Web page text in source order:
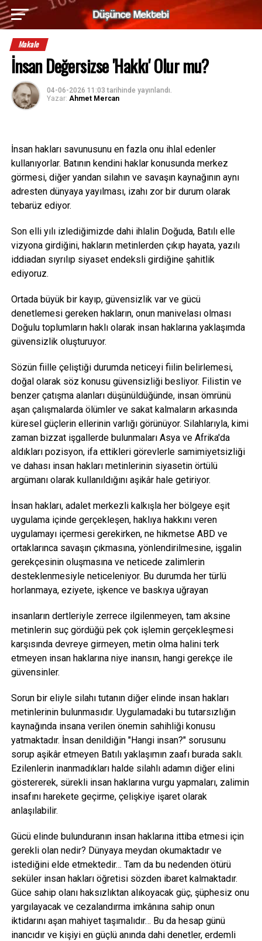
Makale
İnsan Değersizse 'Hakkı' Olur mu?
04-06-2026 11:03 tarihinde yayınlandı.
Yazar: Ahmet Mercan
İnsan hakları savunusunu en fazla onu ihlal edenler
kullanıyorlar. Batının kendini haklar konusunda merkez
görmesi, diğer yandan silahın ve savaşın kaynağının aynı
adresten dünyaya yayılması, izahı zor bir durum olarak
tebarüz ediyor.
Son elli yılı izlediğimizde dahi ihlalin Doğuda, Batılı elle
vizyona girdiğini, hakların metinlerden çıkıp hayata, yazılı
iddiadan sıyrılıp siyaset endeksli girdiğine şahitlik
ediyoruz.
Ortada büyük bir kayıp, güvensizlik var ve gücü
denetlemesi gereken hakların, onun manivelası olması
Doğulu toplumların haklı olarak insan haklarına yaklaşımda
güvensizlik oluşturuyor.
Sözün fiille çeliştiği durumda neticeyi fiilin belirlemesi,
doğal olarak söz konusu güvensizliği besliyor. Filistin ve
benzer çatışma alanları düşünüldüğünde, insan ömrünü
aşan çalışmalarda ölümler ve sakat kalmaların arkasında
küresel güçlerin ellerinin varlığı görünüyor. Silahlarıyla, kimi
zaman bizzat işgallerde bulunmaları Asya ve Afrika'da
aldıkları pozisyon, ifa ettikleri görevlerle samimiyetsizliği
ve dahası insan hakları metinlerinin siyasetin örtülü
argümanı olarak kullanıldığını aşikâr hale getiriyor.
İnsan hakları, adalet merkezli kalkışla her bölgeye eşit
uygulama içinde gerçekleşen, haklıya hakkını veren
uygulamayı içermesi gerekirken, ne hikmetse ABD ve
ortaklarınca savaşın çıkmasına, yönlendirilmesine, işgalin
gerekçesinin oluşmasına ve neticede zalimlerin
desteklenmesiyle neticeleniyor. Bu durumda her türlü
horlanmaya, eziyete, işkence ve baskıya uğrayan
insanların dertleriyle zerrece ilgilenmeyen, tam aksine
metinlerin suç gördüğü pek çok işlemin gerçekleşmesi
karşısında devreye girmeyen, metin olma halini terk
etmeyen insan haklarına niye inansın, hangi gerekçe ile
güvensinler.
Sorun bir eliyle silahı tutanın diğer elinde insan hakları
metinlerinin bulunmasıdır. Uygulamadaki bu tutarsızlığın
kaynağında insana verilen önemin sahihliği konusu
yatmaktadır. İnsan denildiğin "Hangi insan?" sorusunu
sorup aşikâr etmeyen Batılı yaklaşımın zaafı burada saklı.
Ezilenlerin inanmadıkları halde silahlı adamın diğer elini
göstererek, sürekli insan haklarına vurgu yapmaları, zalimin
insafını harekete geçirme, çelişkiye işaret olarak
anlaşılabilir.
Gücü elinde bulunduranın insan haklarına ittiba etmesi için
gerekli olan nedir? Dünyaya meydan okumaktadır ve
istediğini elde etmektedir… Tam da bu nedenden ötürü
seküler insan hakları öğretisi sözden ibaret kalmaktadır.
Güce sahip olanı haksızlıktan alıkoyacak güç, şüphesiz onu
yargılayacak ve cezalandırma imkânına sahip onun
iktidarını aşan mahiyet taşımalıdır… Bu da hesap günü
inancıdır ve kişiyi en güçlü anında dahi denetler, erdemli